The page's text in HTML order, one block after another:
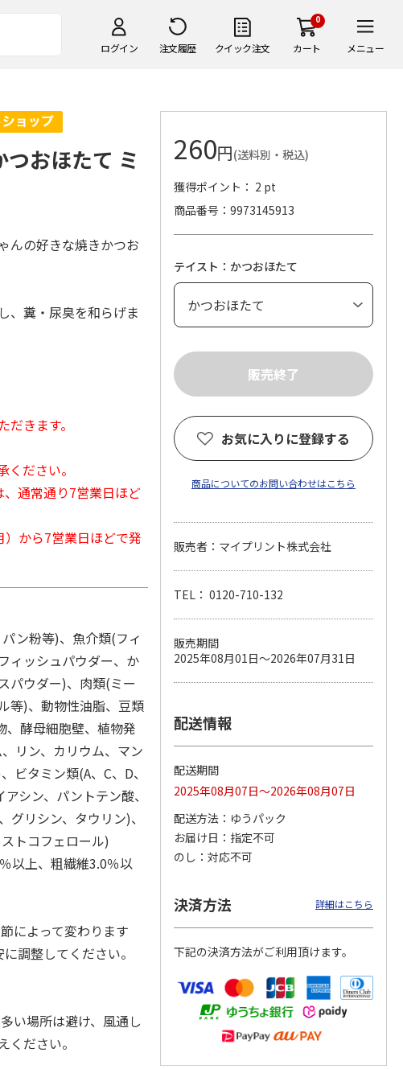
ログイン 注文履歴 クイック注文
0
カート メニュー
良品 カムカ
タルコーン
るボーン型 S
円
別・税込)
銀のスプーン パウ
チ 健康に育つ子ね
こ用 まぐろ・かつ
120円
(送料別・税込)
ペット線香 虹のか
ローラルの香り
590円
(送料別・税込)
CIAO 香り立つクラ
おほたて ミ
んの好きな焼きかつお
、糞・尿臭を和らげま
きます。
ださい。
通常通り7営業日ほど
から7営業日ほどで発
ン粉等)、魚介類(フィ
ィッシュパウダー、か
パウダー)、肉類(ミー
等)、動物性油脂、豆類
、酵母細胞壁、植物発
リン、カリウム、マン
ビタミン類(A、C、D、
シン、パントテン酸、
リシン、タウリン)、
トコフェロール)
以上、粗繊維3.0％以
によって変わります
調整してください。
い場所は避け、風通し
ださい。
260円(送料別・税込)
獲得ポイント： 2 pt
商品番号
9973145913
テイスト：かつおほたて
お気に入りに登録する
商品についてのお問い合わせはこちら
販売者：マイプリント株式会社
TEL： 0120-710-132
販売期間
2025年08月01日～2026年07月31日
配送情報
配送期間
2025年08月07日～2026年08月07日
配送方法
ゆうパック
お届け日
指定不可
のし
対応不可
決済方法 詳細はこちら
下記の決済方法がご利用頂けます。